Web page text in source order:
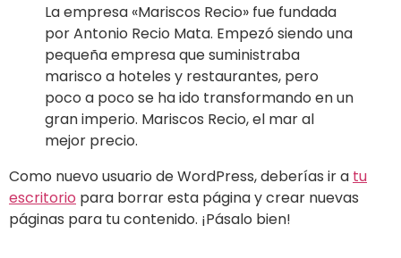
La empresa «Mariscos Recio» fue fundada
por Antonio Recio Mata. Empezó siendo una
pequeña empresa que suministraba
marisco a hoteles y restaurantes, pero
poco a poco se ha ido transformando en un
gran imperio. Mariscos Recio, el mar al
mejor precio.
Como nuevo usuario de WordPress, deberías ir a tu
escritorio para borrar esta página y crear nuevas
páginas para tu contenido. ¡Pásalo bien!